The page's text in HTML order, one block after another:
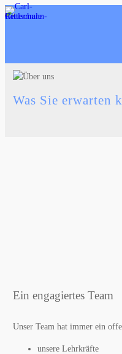
Zum
Was Sie erwarten
Ein engagiertes Team
Unser Team hat immer ein
unsere Lehrkräfte